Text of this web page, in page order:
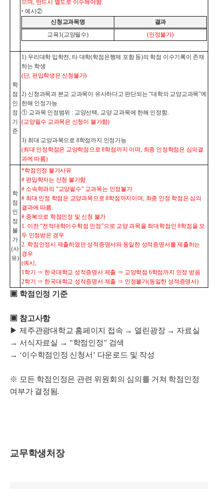
으며, 반드시 별도로 이수해야함.
‣ 예시 ②
신청교과목명
결과
교육1(교양필수) (인정불가)
학
점
인
정
기
준
1) 우리대학 입학전, 타 대학(학점은행제 포함 등)의 학점 이수기록이 존재
하는 학생
(단, 편입학생은 신청불가)
2) 신청과목과 본교 교과목이 유사하다고 판단되는“대학의 교양교과목”에
한해 인정가능
① 교과목 인정범위 : 교양선택, 교양 교과목에 한해 인정함.
(교양필수 교과목은 신청이 불가함)
3) 최대 교양과목으로 8학점까지 인정가능
(최대 인정학점은 교양학점으로8학점까지 이며, 최종 인정학점은 심의결
과에 따름)
학
점
인
정
불
가
(사
유)
*학점인정 불가사유
# 편입학자는 신청 불가함.
# 소속학과의 “교양필수” 교과목는 인정불가
# 최대 인정 학점은 교양과목으로8학점까지이며, 최종 인정 학점은 심의
결과에 따름.
# 중복으로 학점인정 및 신청 불가
1. 이전“전적대학이수학점 인정”으로 교양 과목을 최대학점인8학점을 모
두 인정받은 경우
2. 학점인정시 제출하였던 성적증명서와 동일한 성적증명서를 제출하는
경우
(예시 ,
1학기 ⇒ 한국대학교 성적증명서 제출 ⇒ 교양학점 6학점까지 인정 받음
2학기 ⇒ 한국대학교 성적증명서 제출 ⇒ 인정불가(동일한 성적증명서)
▣ 학점인정 기준
▣ 참고사항
▶ 제주관광대학교 홈페이지 접속 → 열린광장 → 자료실
→ 서식자료실 → "학점인정" 검색
→ ‘이수학점인정 신청서 ’ 다운로드 및 작성
※ 모든 학점인정은 관련 위원회의 심의를 거쳐 학점인정
여부가 결정됨.
교무학생처장